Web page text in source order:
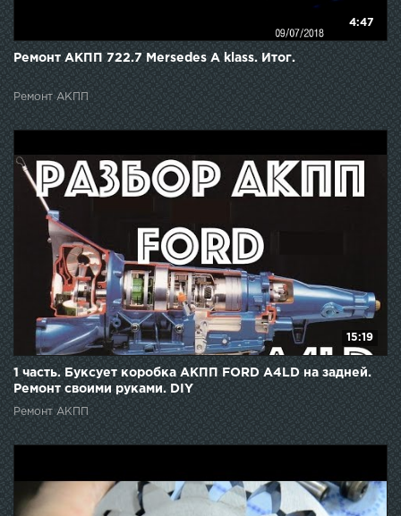
4:47
Ремонт АКПП 722.7 Mersedes A klass. Итог.
Ремонт АКПП
15:19
1 часть. Буксует коробка АКПП FORD A4LD на задней.
Ремонт своими руками. DIY
Ремонт АКПП